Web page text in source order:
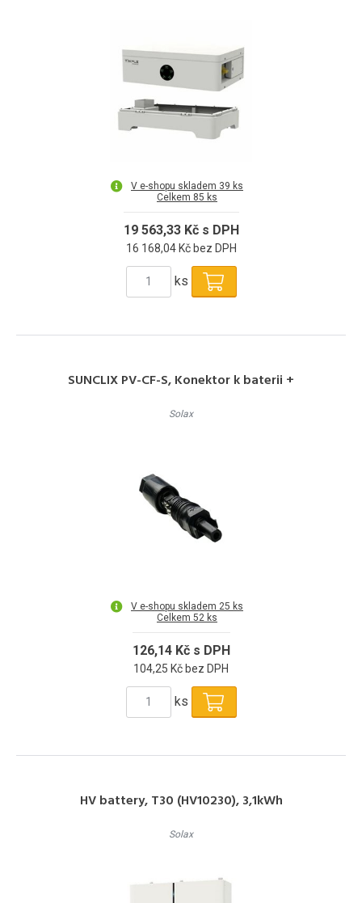
V e-shopu skladem 39 ks
Celkem 85 ks
19 563,33 Kč s DPH
16 168,04 Kč bez DPH
ks
SUNCLIX PV-CF-S, Konektor k baterii +
Solax
V e-shopu skladem 25 ks
Celkem 52 ks
126,14 Kč s DPH
104,25 Kč bez DPH
ks
HV battery, T30 (HV10230), 3,1kWh
Solax